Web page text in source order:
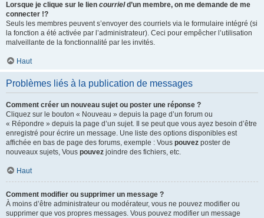
Lorsque je clique sur le lien courrield’un membre, on me demande de me
connecter !?
Seuls les membres peuvent s’envoyer des courriels via le formulaire intégré (si
la fonction a été activée par l’administrateur). Ceci pour empêcher l’utilisation
malveillante de la fonctionnalité par les invités.
Haut
Problèmes liés à la publication de messages
Comment créer un nouveau sujet ou poster une réponse ?
Cliquez sur le bouton « Nouveau » depuis la page d’un forum ou
« Répondre » depuis la page d’un sujet. Il se peut que vous ayez besoin d’être
enregistré pour écrire un message. Une liste des options disponibles est
affichée en bas de page des forums, exemple : Vous pouvez poster de
nouveaux sujets, Vous pouvez joindre des fichiers, etc.
Haut
Comment modifier ou supprimer un message ?
À moins d’être administrateur ou modérateur, vous ne pouvez modifier ou
supprimer que vos propres messages. Vous pouvez modifier un message